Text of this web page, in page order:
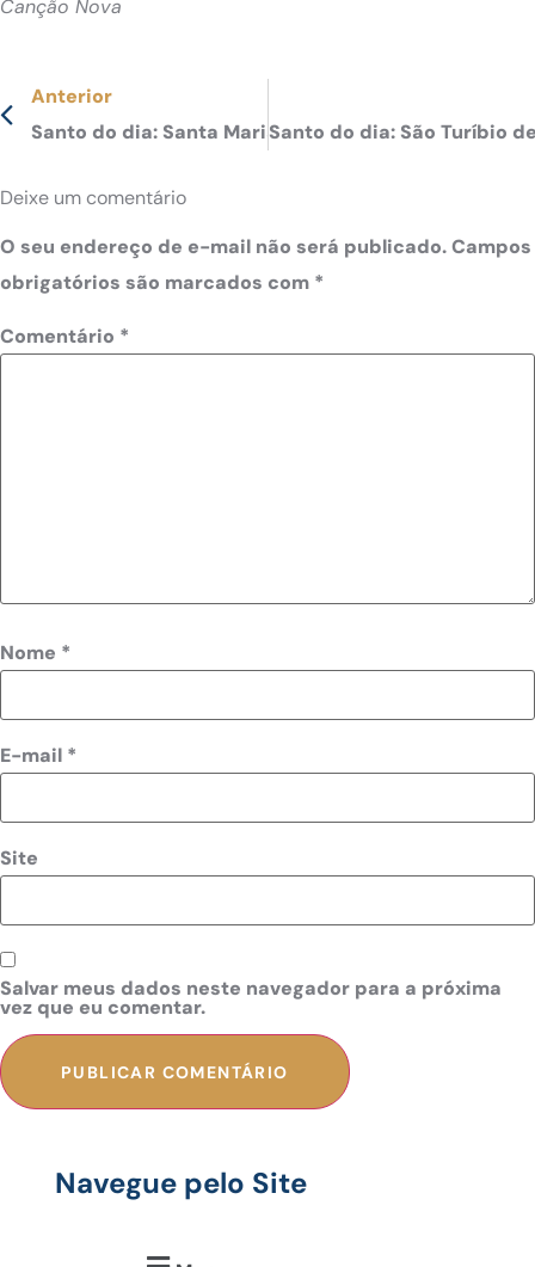
Canção Nova
Anterior
Santo do dia: Santa Maria Josefa, padroeira dos
Santo do dia: São Turíbio
Deixe um comentário
O seu endereço de e-mail não será publicado.Campos
obrigatórios são marcados com *
Comentário *
Nome *
E-mail *
Site
Salvar meus dados neste navegador para a próxima
vez que eu comentar.
Navegue pelo Site